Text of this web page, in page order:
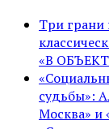
Три грани
«В
судьбы»:
Москва» и